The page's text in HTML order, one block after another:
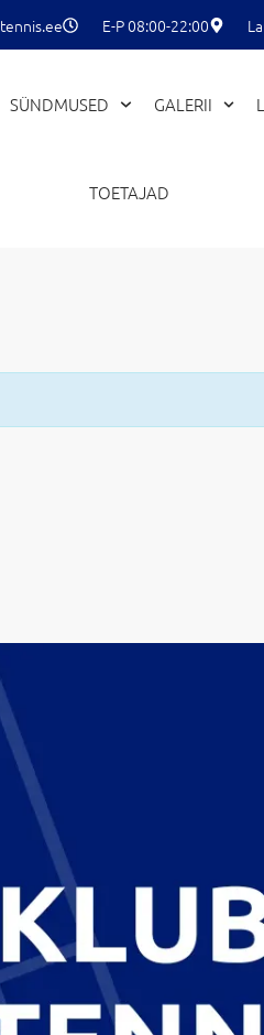
E-P 08:00-22:00
SÜNDMUSED GALERII
TOETAJAD